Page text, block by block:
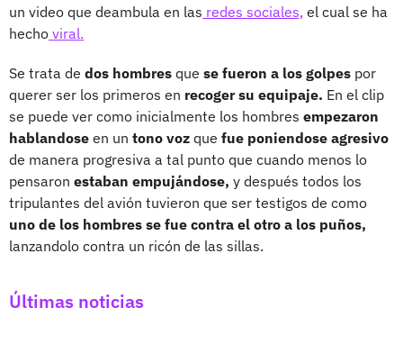
un video que deambula en las redes sociales, el cual se ha
hecho viral.
Se trata de dos hombres que se fueron a los golpes por
querer ser los primeros en recoger su equipaje. En el clip
se puede ver como inicialmente los hombres empezaron
hablandose en un tono voz que fue poniendose agresivo
de manera progresiva a tal punto que cuando menos lo
pensaron estaban empujándose, y después todos los
tripulantes del avión tuvieron que ser testigos de como
uno de los hombres se fue contra el otro a los puños,
lanzandolo contra un ricón de las sillas.
Últimas noticias